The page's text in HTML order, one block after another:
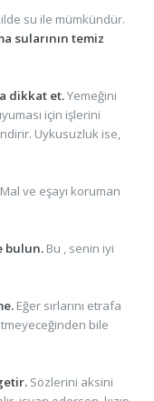
su ile mümkündür.
sularının temiz
dikkat et.Yemeğini
için işlerini
Uykusuzluk ise,
ve eşayı koruman
bulun.Bu , senin iyi
Eğer sırlarını etrafa
bile
Sözlerini aksini